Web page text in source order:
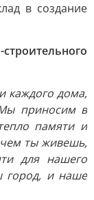
в создание
каждого дома,
приносим в
памяти и
чем ты живешь,
для нашего
город, и наше